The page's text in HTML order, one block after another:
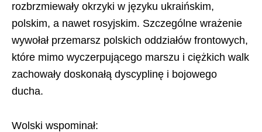
rozbrzmiewały okrzyki w języku ukraińskim,
polskim, a nawet rosyjskim. Szczególne wrażenie
wywołał przemarsz polskich oddziałów frontowych,
które mimo wyczerpującego marszu i ciężkich walk
zachowały doskonałą dyscyplinę i bojowego
ducha.
Wolski wspominał: